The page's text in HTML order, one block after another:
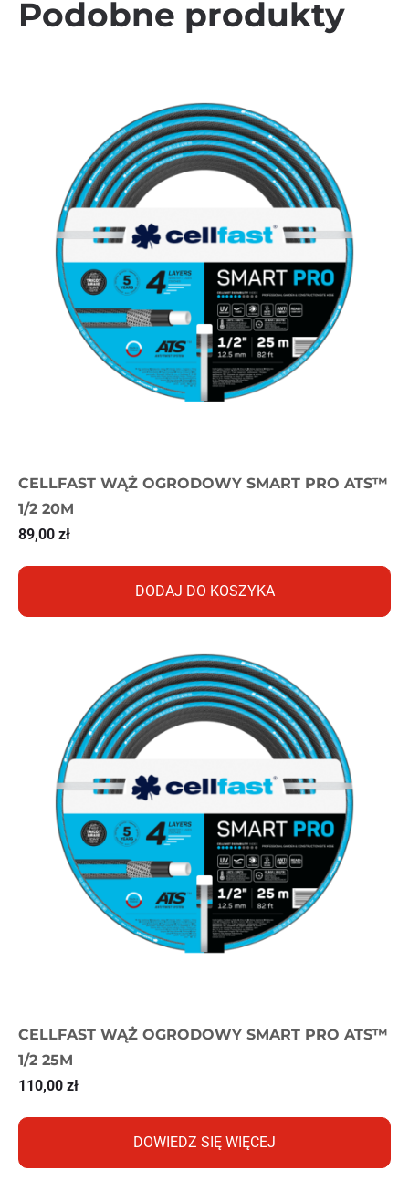
Podobne produkty
CELLFAST WĄŻ OGRODOWY SMART PRO ATS™
1/2 20M
89,00 zł
DODAJ DO KOSZYKA
CELLFAST WĄŻ OGRODOWY SMART PRO ATS™
1/2 25M
110,00 zł
DOWIEDZ SIĘ WIĘCEJ